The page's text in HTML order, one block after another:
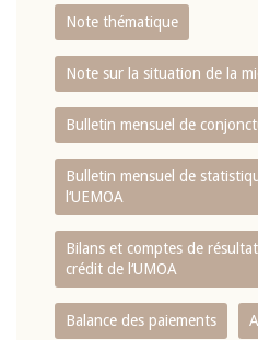
Note thématique
Note sur la situation de la
Bulletin mensuel de
Bulletin mensuel de
l‘UEMOA
Bilans et comptes de
crédit de l‘UMOA
Balance des paiements